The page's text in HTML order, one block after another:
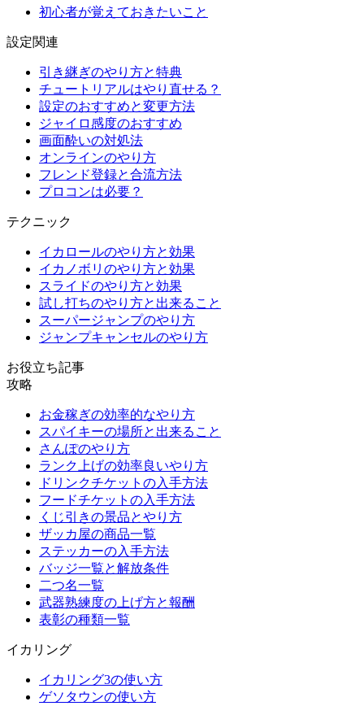
初心者が覚えておきたいこと
設定関連
引き継ぎのやり方と特典
チュートリアルはやり直せる？
設定のおすすめと変更方法
ジャイロ感度のおすすめ
画面酔いの対処法
オンラインのやり方
フレンド登録と合流方法
プロコンは必要？
テクニック
イカロールのやり方と効果
イカノボリのやり方と効果
スライドのやり方と効果
試し打ちのやり方と出来ること
スーパージャンプのやり方
ジャンプキャンセルのやり方
お役立ち記事
攻略
お金稼ぎの効率的なやり方
スパイキーの場所と出来ること
さんぽのやり方
ランク上げの効率良いやり方
ドリンクチケットの入手方法
フードチケットの入手方法
くじ引きの景品とやり方
ザッカ屋の商品一覧
ステッカーの入手方法
バッジ一覧と解放条件
二つ名一覧
武器熟練度の上げ方と報酬
表彰の種類一覧
イカリング
イカリング3の使い方
ゲソタウンの使い方